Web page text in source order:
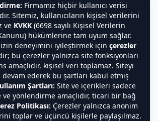
Firmamız hiçbir kullanıcı verisi
Sitemiz, kullanıcıların kişisel verilerini
ve KVKK(6698 sayılı Kişisel Verilerin
hükümlerine tam uyum sağlar.
deneyimini iyileştirmek için çerezler
bu çerezler yalnızca site fonksiyonları
amaçlıdır, kişisel veri toplamaz. Siteyi
devam ederek bu şartları kabul etmiş
Şartları: Site ve içerikleri sadece
yönlendirme amaçlıdır, ticari bir bağ
Politikası: Çerezler yalnızca anonim
toplar ve üçüncü kişilerle paylaşılmaz.